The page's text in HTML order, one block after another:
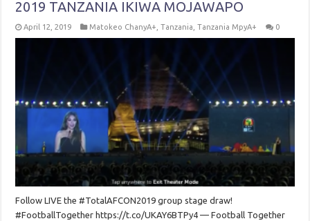
2019 TANZANIA IKIWA MOJAWAPO
April 12, 2019 Matokeo ChanyA+,Tanzania,Tanzania MpyA+ 0
Follow LIVE the #TotalAFCON2019 group stage draw!
#FootballTogether https://t.co/UKAY6BTPy4 — Football Together